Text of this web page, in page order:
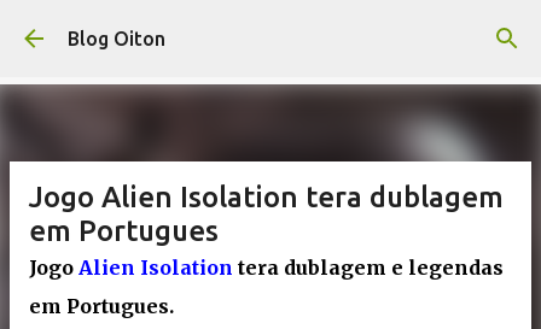
Pular para o conteúdo principal
Blog Oiton
Jogo Alien Isolation tera dublagem
em Portugues
Jogo Alien Isolation tera dublagem e legendas
em Portugues.